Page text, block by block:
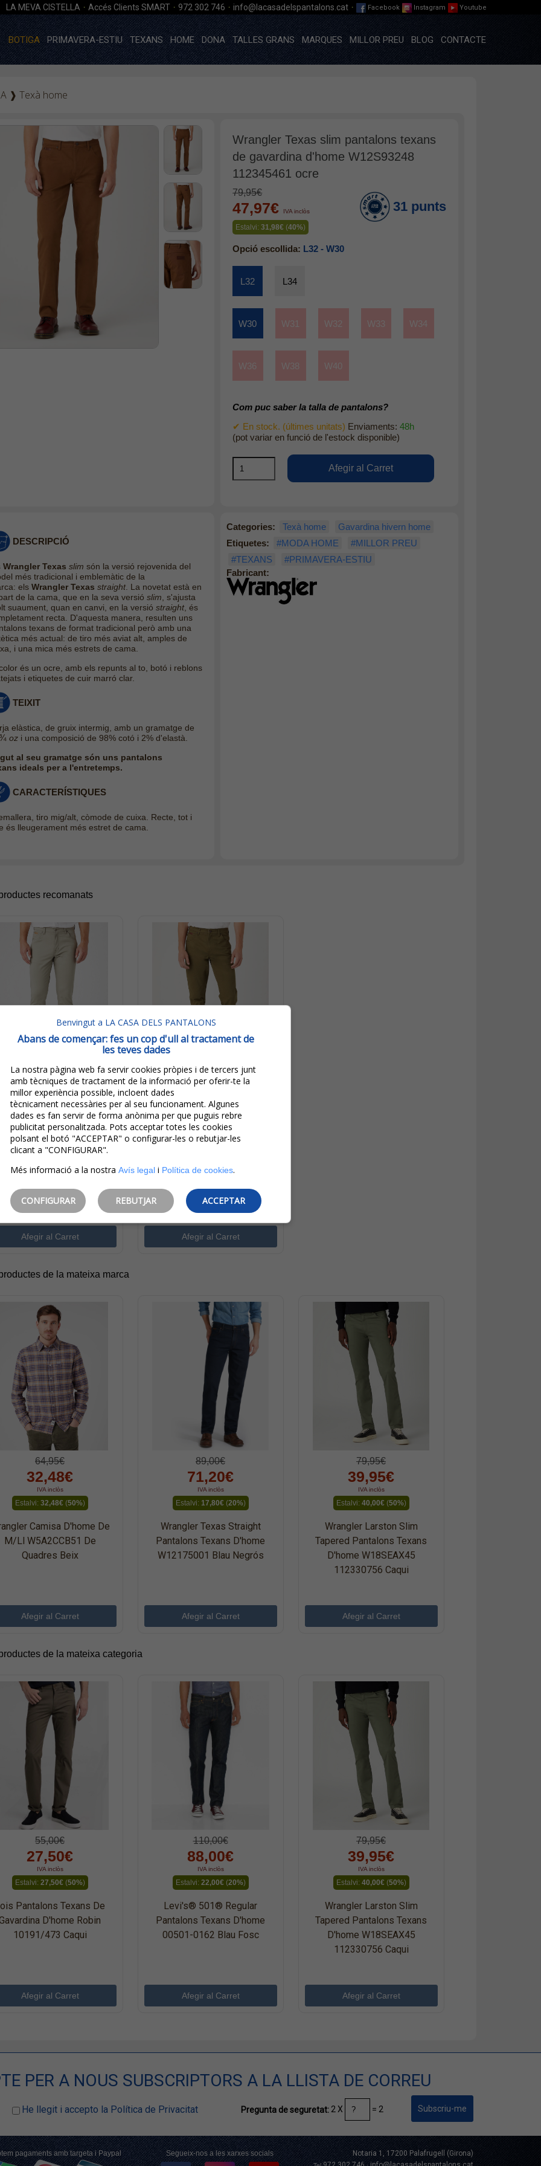
LA MEVA CISTELLA · Accés Clients SMART · 972 302 746 · info@lacasadelspantalons.cat · Facebook Instagram Youtube
BOTIGA PRIMAVERA-ESTIU TEXANS HOME DONA TALLES GRANS MARQUES MILLOR PREU BLOG CONTACTE
❱ Texà home
Wrangler Texas slim pantalons texans
de gavardina d'home W12S93248
112345461 ocre
79,95€
47,97€ IVA inclòs
Estalvi:31,98€ (40%)
31 punts
Opció escollida: L32 - W30
L32 L34
W30 W31 W32 W33 W34
W36 W38 W40
Com puc saber la talla de pantalons?
✔ En stock. (últimes unitats) Enviaments:48h
(pot variar en funció de l'estock disponible)
DESCRIPCIÓ
Wrangler Texas slim són la versió rejovenida del
més tradicional i emblemàtic de la
els Wrangler Texas straight. La novetat està en
de la cama, que en la seva versió slim, s'ajusta
suaument, quan en canvi, en la versió straight, és
recta. D'aquesta manera, resulten uns
texans de format tradicional però amb una
més actual: de tiro més aviat alt, amples de
i una mica més estrets de cama.
és un ocre, amb els repunts al to, botó i reblons
i etiquetes de cuir marró clar.
TEIXIT
elàstica, de gruix intermig, amb un gramatge de
ozi una composició de 98% cotó i 2% d'elastà.
al seu gramatge són uns pantalons
ideals per a l'entretemps.
CARACTERÍSTIQUES
tiro mig/alt, còmode de cuixa. Recte, tot i
és lleugerament mésestretde cama.
Categories: Texà home
Gavardina hivern home
Etiquetes:
#MODA HOME
#MILLOR PREU
#TEXANS
#PRIMAVERA-ESTIU
Fabricant:
recomanats
79,95€
39,95€
Estalvi:40,00€(50%)
Wrangler Texas Slim
Gavardina D'home
W12SEA38V Pedra
79,95€
47,97€
IVA inclòs
Estalvi: 31,98€ ( 40%
Wrangler Texas Slim
Gavardina D'home
W12S93G40 112345460
Caqui
de la mateixa marca
64,95€
32,48€
IVA inclòs
Estalvi: 32,48€(50%)
Camisa D'home De
M/ll W5A2CCB51 De
Quadres Beix
89,00€
71,20€
IVA inclòs
Estalvi: 17,80€(20%)
Wrangler Texas Straight
Pantalons Texans D'home
W12175001 Blau Negrós
79,95€
39,95€
IVA inclòs
Estalvi: 40,00€(50%)
Wrangler Larston Slim
Tapered Pantalons Texans
D'home W18SEAX45
112330756 Caqui
de la mateixa categoria
55,00€
27,50€
IVA inclòs
Estalvi: 27,50€(50%)
Pantalons Texans De
D'home Robin
10191/473 Caqui
110,00€
88,00€
IVA inclòs
Estalvi: 22,00€(20%)
Levi's® 501® Regular
Pantalons Texans D'home
00501-0162 Blau Fosc
79,95€
39,95€
IVA inclòs
Estalvi: 40,00€(50%)
Wrangler Larston Slim
Tapered Pantalons Texans
D'home W18SEAX45
112330756 Caqui
PER A NOUS SUBSCRIPTORS A LA LLISTA DE CORREU
He llegit i accepto la Política de Privacitat Pregunta de seguretat: 2 X = 2
pagaments amb targeta i Paypal Segueix-nos a les xarxes socials Notaria 1, 17200 Palafrugell (Girona)
Benvingut a LA CASA DELS PANTALONS
Abans de començar: fes un cop d'ull al tractament de
les teves dades
La nostra pàgina web fa servir cookies pròpies i de tercers junt
amb tècniques de tractament de la informació per oferir-te la
millor experiència possible, incloent dades
tècnicament necessàries per al seu funcionament. Algunes
dades es fan servir de forma anònima per que puguis rebre
publicitat personalitzada. Pots acceptar totes les cookies
polsant el botó "ACCEPTAR" o configurar-les o rebutjar-les
clicant a "CONFIGURAR".
Més informació a la nostra Avís legal i Política de cookies.
CONFIGURAR REBUTJAR ACCEPTAR